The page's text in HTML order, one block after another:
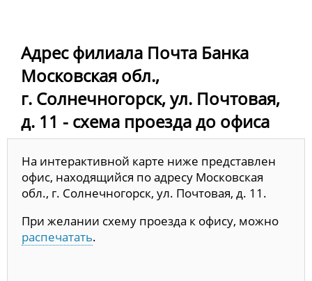
Адрес филиала Почта Банка
Московская обл.,
г. Солнечногорск, ул. Почтовая,
д. 11 - схема проезда до офиса
На интерактивной карте ниже представлен
офис, находящийся по адресу Московская
обл., г. Солнечногорск, ул. Почтовая, д. 11.
При желании схему проезда к офису, можно
распечатать.